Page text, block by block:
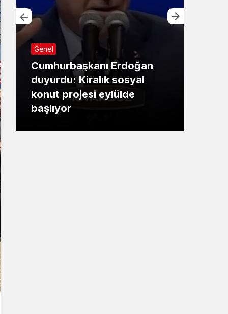
Genel
Cumhurbaşkanı Erdoğan
duyurdu: Kiralık sosyal
konut projesi eylülde
başlıyor